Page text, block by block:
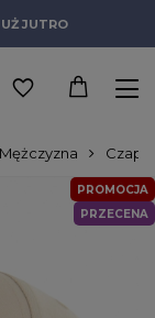
JUTRO
Mężczyzna Czapki
PROMOCJA
PRZECENA